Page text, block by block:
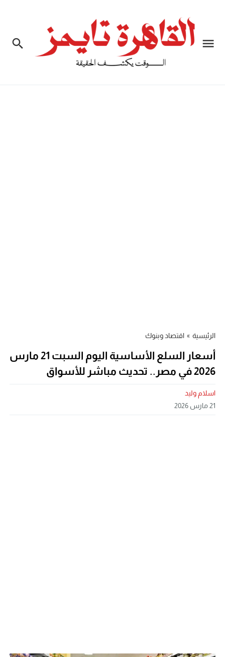
الرئيسية » اقتصاد وبنوك
أسعار السلع الأساسية اليوم السبت 21 مارس
2026 في مصر.. تحديث مباشر للأسواق
اسلام وليد
21 مارس 2026